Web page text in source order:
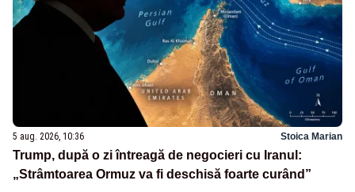
5 aug. 2026, 10:36 Stoica Marian
Trump, după o zi întreagă de negocieri cu Iranul:
„Strâmtoarea Ormuz va fi deschisă foarte curând”